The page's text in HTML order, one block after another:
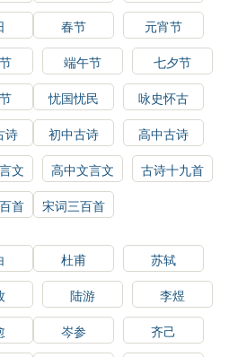
春节
元宵节
端午节
七夕节
忧国忧民
咏史怀古
诗 初中古诗
高中古诗
文 高中文言文
古诗十九首
首 宋词三百首
杜甫
苏轼
陆游
李煜
岑参
齐己